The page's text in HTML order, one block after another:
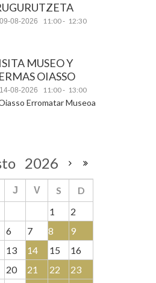
09-08-2026 11:00- 12:30
MUSEO Y
OIASSO
14-08-2026 11:00- 13:00
Erromatar Museoa
2026
J V S
D
1
2
6 7 8
9
13 14 15
16
20 21 22
23